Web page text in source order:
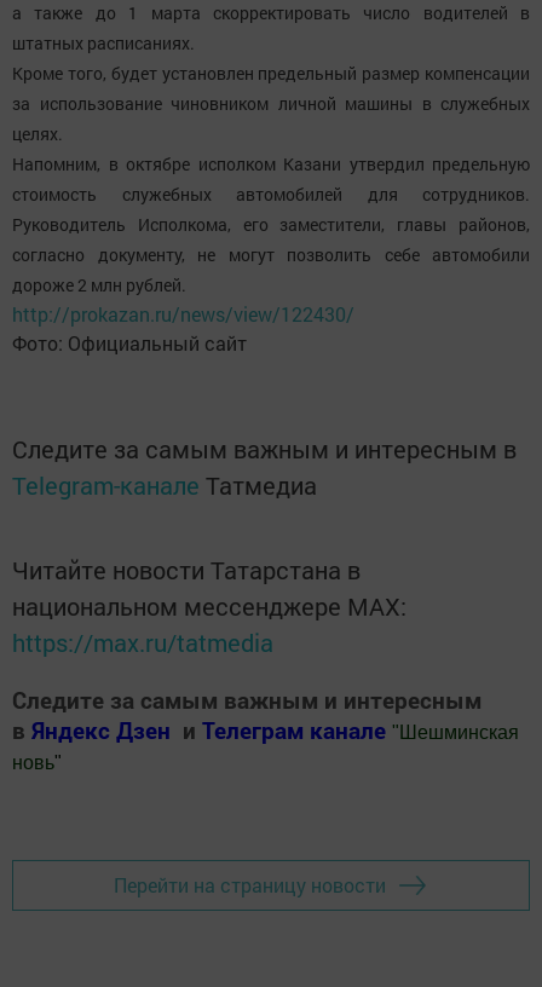
а также до 1 марта скорректировать число водителей в
штатных расписаниях.
Кроме того, будет установлен предельный размер компенсации
за использование чиновником личной машины в служебных
целях.
Напомним, в октябре исполком Казани утвердил предельную
стоимость служебных автомобилей для сотрудников.
Руководитель Исполкома, его заместители, главы районов,
согласно документу, не могут позволить себе автомобили
дороже 2 млн рублей.
http://prokazan.ru/news/view/122430/
Фото: Официальный сайт
Следите за самым важным и интересным в
Telegram-канале Татмедиа
Читайте новости Татарстана в
национальном мессенджере MАХ:
https://max.ru/tatmedia
Следите за самым важным и интересным
в Яндекс Дзен и Телеграм канале " Шешминская
новь"
Перейти на страницу новости